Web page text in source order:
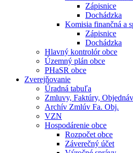
Zápisnice
Dochádzka
Komisia finančná a
Zápisnice
Dochádzka
Hlavný kontrolór obce
Územný plán obce
PHaSR obce
Zverejňovanie
Úradná tabuľa
Zmluvy, Faktúry,
Archív Zmlúv Fa. Obj.
VZN
Hospodárenie obce
Rozpočet obce
Záverečný účet